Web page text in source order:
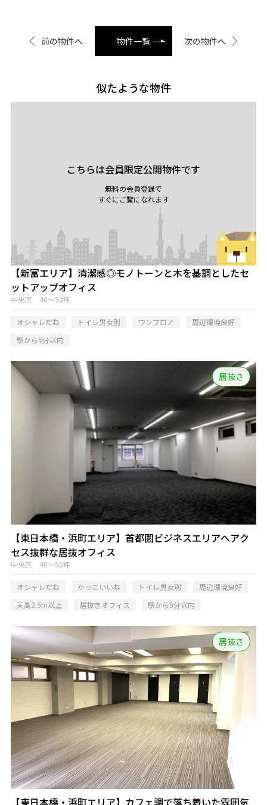
前の物件へ 物件一覧 次の物件へ
似たような物件
こちらは会員限定公開物件です
無料の会員登録で
すぐにご覧になれます
【新富エリア】清潔感◎モノトーンと木を基調としたセ
ットアップオフィス
中央区 40～50坪
オシャレだね トイレ男女別 ワンフロア
周辺環境良好
駅から5分以内
居抜き
【東日本橋・浜町エリア】首都圏ビジネスエリアへアク
セス抜群な居抜オフィス
中央区 40～50坪
オシャレだね かっこいいね トイレ男女別
周辺環境良好
天高2.5m以上
居抜きオフィス 駅から5分以内
居抜き